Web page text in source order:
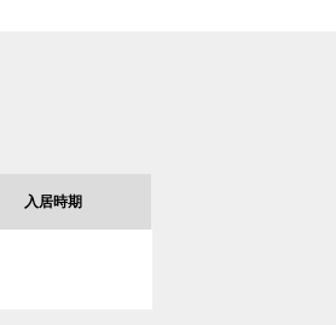
入居時期